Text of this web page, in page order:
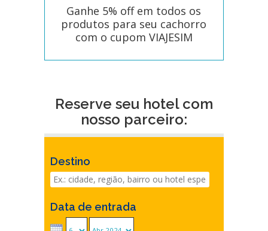
Ganhe 5% off em todos os
produtos para seu cachorro
com o cupom VIAJESIM
Reserve seu hotel com
nosso parceiro:
Destino
Data de entrada